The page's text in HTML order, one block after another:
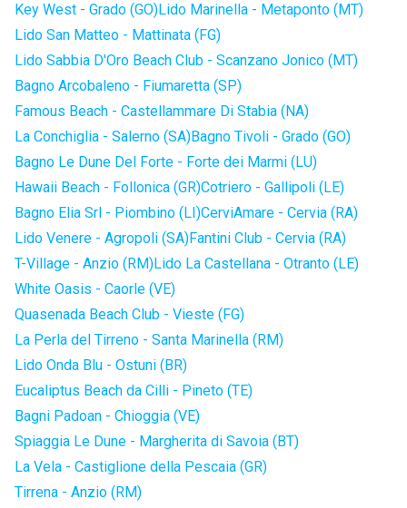
Key West - Grado (GO)Lido Marinella - Metaponto (MT)
Lido San Matteo - Mattinata (FG)
Lido Sabbia D'Oro Beach Club - Scanzano Jonico (MT)
Bagno Arcobaleno - Fiumaretta (SP)
Famous Beach - Castellammare Di Stabia (NA)
La Conchiglia - Salerno (SA)Bagno Tivoli - Grado (GO)
Bagno Le Dune Del Forte - Forte dei Marmi (LU)
Hawaii Beach - Follonica (GR)Cotriero - Gallipoli (LE)
Bagno Elia Srl - Piombino (LI)CerviAmare - Cervia (RA)
Lido Venere - Agropoli (SA)Fantini Club - Cervia (RA)
T-Village - Anzio (RM)Lido La Castellana - Otranto (LE)
White Oasis - Caorle (VE)
Quasenada Beach Club - Vieste (FG)
La Perla del Tirreno - Santa Marinella (RM)
Lido Onda Blu - Ostuni (BR)
Eucaliptus Beach da Cilli - Pineto (TE)
Bagni Padoan - Chioggia (VE)
Spiaggia Le Dune - Margherita di Savoia (BT)
La Vela - Castiglione della Pescaia (GR)
Tirrena - Anzio (RM)